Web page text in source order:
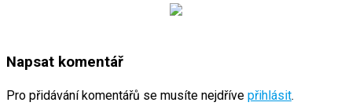
Napsat komentář
Pro přidávání komentářů se musíte nejdříve přihlásit.